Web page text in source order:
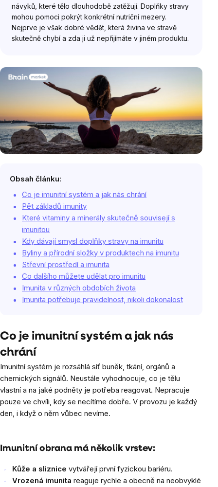
návyků, které tělo dlouhodobě zatěžují. Doplňky stravy
mohou pomoci pokrýt konkrétní nutriční mezery.
Nejprve je však dobré vědět, která živina ve stravě
skutečně chybí a zda ji už nepřijímáte v jiném produktu.
Obsah článku:
Co je imunitní systém a jak nás chrání
Pět základů imunity
Které vitaminy a minerály skutečně souvisejí s
imunitou
Kdy dávají smysl doplňky stravy na imunitu
Byliny a přírodní složky v produktech na imunitu
Střevní prostředí a imunita
Co dalšího můžete udělat pro imunitu
Imunita v různých obdobích života
Imunita potřebuje pravidelnost, nikoli dokonalost
Co je imunitní systém a jak nás
chrání
Imunitní systém je rozsáhlá síť buněk, tkání, orgánů a
chemických signálů. Neustále vyhodnocuje, co je tělu
vlastní a na jaké podněty je potřeba reagovat. Nepracuje
pouze ve chvíli, kdy se necítíme dobře. V provozu je každý
den, i když o něm vůbec nevíme.
Imunitní obrana má několik vrstev:
Kůže a sliznice vytvářejí první fyzickou bariéru.
Vrozená imunita reaguje rychle a obecně na neobvyklé